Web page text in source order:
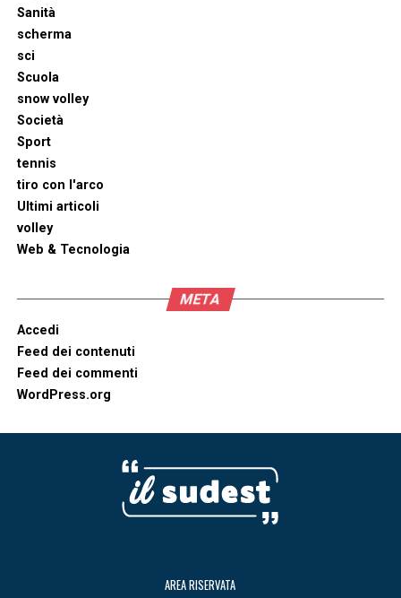
Sanità
scherma
sci
Scuola
snow volley
Società
Sport
tennis
tiro con l'arco
Ultimi articoli
volley
Web & Tecnologia
META
Accedi
Feed dei contenuti
Feed dei commenti
WordPress.org
AREA RISERVATA